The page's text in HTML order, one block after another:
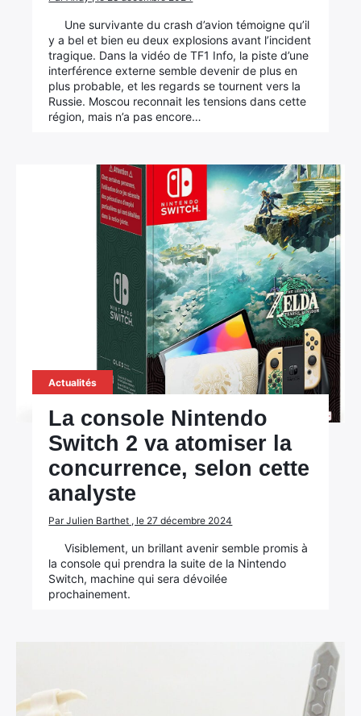
Une survivante du crash d’avion témoigne qu’il
y a bel et bien eu deux explosions avant l’incident
tragique. Dans la vidéo de TF1 Info, la piste d’une
interférence externe semble devenir de plus en
plus probable, et les regards se tournent vers la
Russie. Moscou reconnait les tensions dans cette
région, mais n’a pas encore…
Actualités
La console Nintendo
Switch 2 va atomiser la
concurrence, selon cette
analyste
Par Julien Barthet , le 27 décembre 2024
Visiblement, un brillant avenir semble promis à
la console qui prendra la suite de la Nintendo
Switch, machine qui sera dévoilée
prochainement.
×
Rechercher